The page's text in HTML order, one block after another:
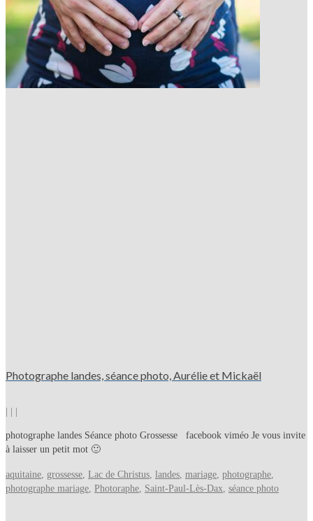
Photographe landes, séance photo, Aurélie et Mickaël
photographe landes Séance photo Grossesse facebook viméo Je vous invite
à laisser un petit mot 🙂
aquitaine grossesse Lac de Christus landes mariage photographe
photographe mariage Photoraphe Saint-Paul-Lès-Dax séance photo